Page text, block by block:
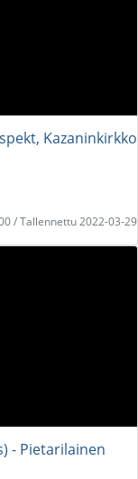
Kazaninkirkko
/ Tallennettu 2022-03-29
- Pietarilainen